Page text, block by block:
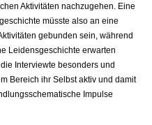
Aktivitäten nachzugehen. Eine
müsste also an eine
gebunden sein, während
Leidensgeschichte erwarten
Interviewte besonders und
Bereich ihr Selbst aktiv und damit
Impulse